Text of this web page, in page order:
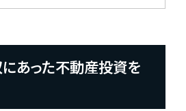
あった不動産投資を